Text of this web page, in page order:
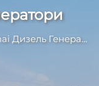
Дизель Генератори